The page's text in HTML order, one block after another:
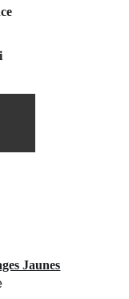
Jaunes